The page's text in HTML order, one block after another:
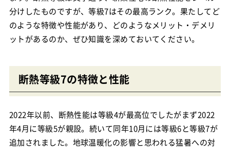
分けしたものですが、等級7はその最高ランク。果たしてど
のような特徴や性能があり、どのようなメリット・デメリ
ットがあるのか、ぜひ知識を深めておいてください。
断熱等級7の特徴と性能
2022年以前、断熱性能は等級4が最高位でしたがまず2022
年4月に等級5が親設。続いて同年10月には等級6と等級7が
追加されました。地球温暖化の影響と思われる猛暑への対